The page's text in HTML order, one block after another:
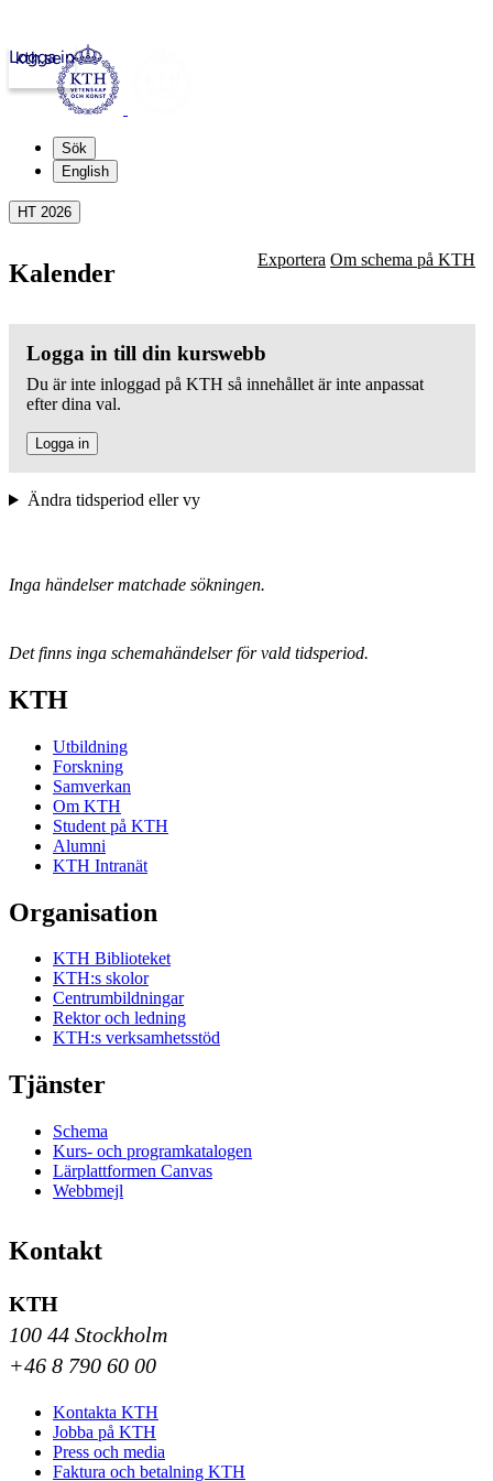
kth.se
Logga in
Sök
English
HT 2026
Kalender Exportera Om schema på KTH
Logga in till din kurswebb
Du är inte inloggad på KTH så innehållet är inte anpassat
efter dina val.
Logga in
Ändra tidsperiod eller vy
Inga händelser matchade sökningen.
Det finns inga schemahändelser för vald tidsperiod.
KTH
Utbildning
Forskning
Samverkan
Om KTH
Student på KTH
Alumni
KTH Intranät
Organisation
KTH Biblioteket
KTH:s skolor
Centrumbildningar
Rektor och ledning
KTH:s verksamhetsstöd
Tjänster
Schema
Kurs- och programkatalogen
Lärplattformen Canvas
Webbmejl
Kontakt
KTH
100 44 Stockholm
+46 8 790 60 00
Kontakta KTH
Jobba på KTH
Press och media
Faktura och betalning KTH